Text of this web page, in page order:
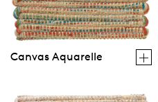
Canvas Aquarelle